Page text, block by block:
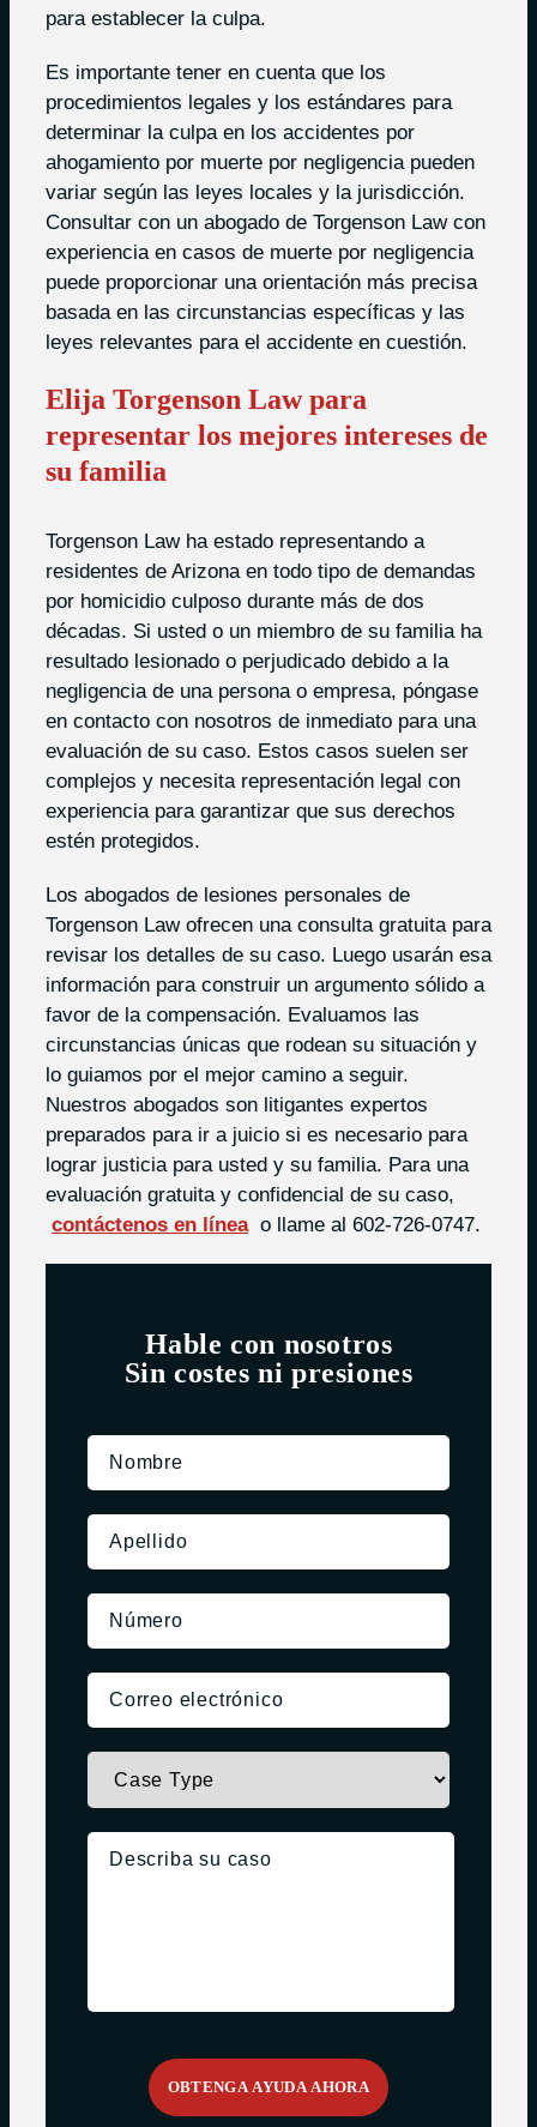
Hable con nosotros
Sin costes ni presiones
para establecer la culpa.
Es importante tener en cuenta que los
procedimientos legales y los estándares para
determinar la culpa en los accidentes por
ahogamiento por muerte por negligencia pueden
variar según las leyes locales y la jurisdicción.
Consultar con un abogado de Torgenson Law con
experiencia en casos de muerte por negligencia
puede proporcionar una orientación más precisa
basada en las circunstancias específicas y las
leyes relevantes para el accidente en cuestión.
Elija Torgenson Law para
representar los mejores intereses de
su familia
Torgenson Law ha estado representando a
residentes de Arizona en todo tipo de demandas
por homicidio culposo durante más de dos
décadas. Si usted o un miembro de su familia ha
resultado lesionado o perjudicado debido a la
negligencia de una persona o empresa, póngase
en contacto con nosotros de inmediato para una
evaluación de su caso. Estos casos suelen ser
complejos y necesita representación legal con
experiencia para garantizar que sus derechos
estén protegidos.
Los abogados de lesiones personales de
Torgenson Law ofrecen una consulta gratuita para
revisar los detalles de su caso. Luego usarán esa
información para construir un argumento sólido a
favor de la compensación. Evaluamos las
circunstancias únicas que rodean su situación y
lo guiamos por el mejor camino a seguir.
Nuestros abogados son litigantes expertos
preparados para ir a juicio si es necesario para
lograr justicia para usted y su familia. Para una
evaluación gratuita y confidencial de su caso,
contáctenos en línea o llame al 602-726-0747.